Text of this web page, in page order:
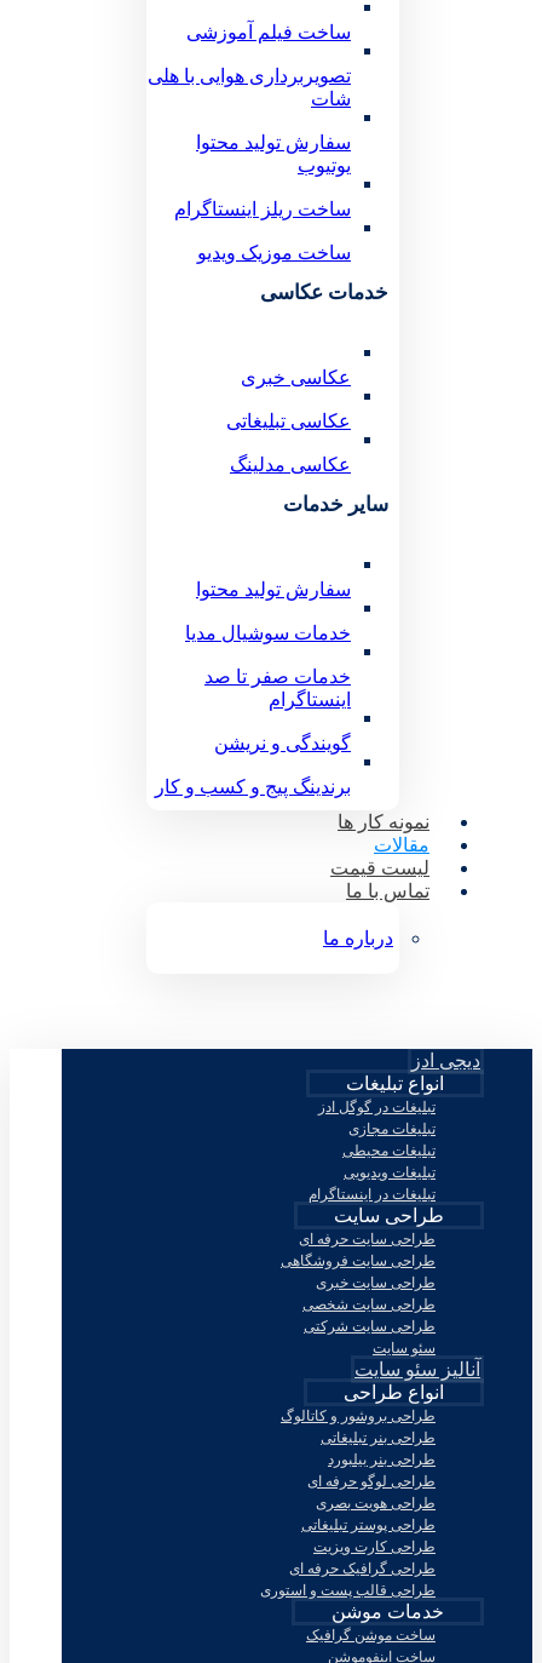
ساخت فیلم آموزشی
تصویربرداری هوایی با هلی
شات
سفارش تولید محتوا
یوتیوب
ساخت ریلز اینستاگرام
ساخت موزیک ویدیو
خدمات عکاسی
عکاسی خبری
عکاسی تبلیغاتی
عکاسی مدلینگ
سایر خدمات
سفارش تولید محتوا
خدمات سوشیال مدیا
خدمات صفر تا صد
اینستاگرام
گویندگی و نریشن
برندینگ پیج و کسب و کار
نمونه کار ها
مقالات
لیست قیمت
تماس با ما
درباره ما
دیجی ادز
انواع تبلیغات
تبلیغات در گوگل ادز
تبلیغات مجازی
تبلیغات محیطی
تبلیغات ویدیویی
تبلیغات در اینستاگرام
طراحی سایت
طراحی سایت حرفه ای
طراحی سایت فروشگاهی
طراحی سایت خبری
طراحی سایت شخصی
طراحی سایت شرکتی
سئو سایت
آنالیز سئو سایت
انواع طراحی
طراحی بروشور و کاتالوگ
طراحی بنر تبلیغاتی
طراحی بنر بیلبورد
طراحی لوگو حرفه ای
طراحی هویت بصری
طراحی پوستر تبلیغاتی
طراحی کارت ویزیت
طراحی گرافیک حرفه ای
طراحی قالب پست و استوری
خدمات موشن
ساخت موشن گرافیک
ساخت اینفوموشن